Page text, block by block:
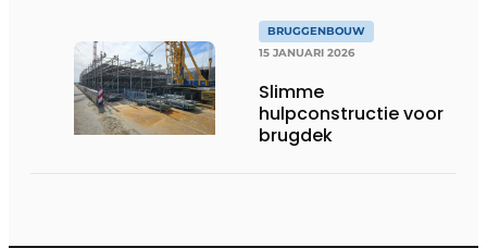
BRUGGENBOUW
15 JANUARI 2026
Slimme
hulpconstructie voor
brugdek